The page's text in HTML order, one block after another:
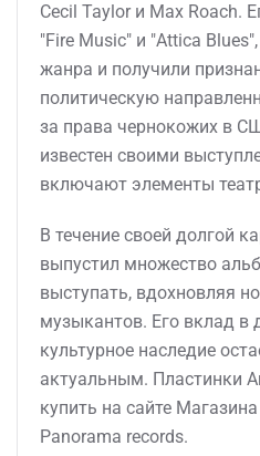
Cecil Taylor и Max Roach.
"Fire Music" и "Attica
жанра и получили
политическую
за права чернокожих в
известен своими
включают элементы
В течение своей долгой
выпустил множество
выступать, вдохновляя
музыкантов. Его вклад
культурное наследие
актуальным. Пластинки
купить на сайте
Panorama records.